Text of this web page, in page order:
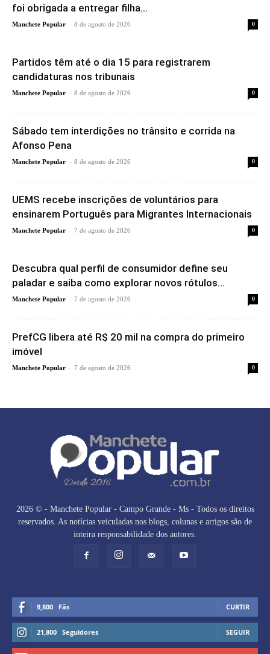
foi obrigada a entregar filha...
Manchete Popular - 8 de agosto de 2026 0
Partidos têm até o dia 15 para registrarem
candidaturas nos tribunais
Manchete Popular - 8 de agosto de 2026 0
Sábado tem interdições no trânsito e corrida na
Afonso Pena
Manchete Popular - 8 de agosto de 2026 0
UEMS recebe inscrições de voluntários para
ensinarem Português para Migrantes Internacionais
Manchete Popular - 7 de agosto de 2026 0
Descubra qual perfil de consumidor define seu
paladar e saiba como explorar novos rótulos...
Manchete Popular - 7 de agosto de 2026 0
PrefCG libera até R$ 20 mil na compra do primeiro
imóvel
Manchete Popular - 7 de agosto de 2026 0
2026 © - Manchete Popular - Campo Grande - Ms - Todos os direitos
reservados. As notícias veiculadas nos blogs, colunas e artigos são de
inteira responsabilidade dos autores.
9,800 Fãs CURTIR
21,800 Seguidores SEGUIR